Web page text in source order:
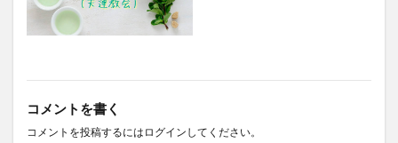
コメントを書く
コメントを投稿するには ログイン してください。